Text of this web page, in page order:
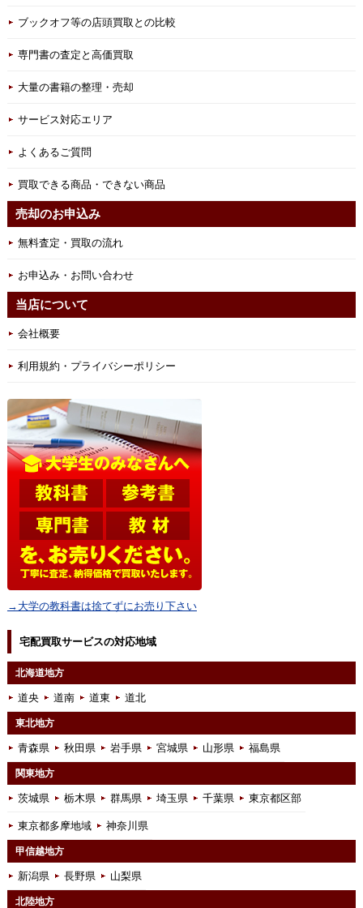
ブックオフ等の店頭買取との比較
専門書の査定と高価買取
大量の書籍の整理・売却
サービス対応エリア
よくあるご質問
買取できる商品・できない商品
売却のお申込み
無料査定・買取の流れ
お申込み・お問い合わせ
当店について
会社概要
利用規約・プライバシーポリシー
→大学の教科書は捨てずにお売り下さい
宅配買取サービスの対応地域
北海道地方
道央 道南 道東 道北
東北地方
青森県 秋田県 岩手県 宮城県 山形県 福島県
関東地方
茨城県 栃木県 群馬県 埼玉県 千葉県 東京都区部
東京都多摩地域 神奈川県
甲信越地方
新潟県 長野県 山梨県
北陸地方